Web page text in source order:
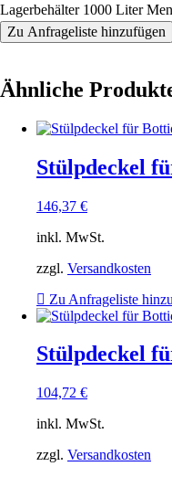
Lagerbehälter 1000 Liter
Zu Anfrageliste hinzufügen
Ähnliche
Stülpdeckel
146,37 €
inkl. MwSt.
zzgl. Versandkosten
Zu Anfrageliste
Stülpdeckel
104,72 €
inkl. MwSt.
zzgl. Versandkosten